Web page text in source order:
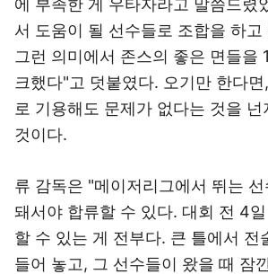
에 부족한 게 우타자라고 말씀드렸
서 도움이 될 선수들로 조합을 하고
그런 의미에서 존스의 좋은 면들을
크했다"고 덧붙였다. 오기만 한다
로 기용해도 문제가 없다는 것을
것이다.
류 감독은 "메이저리그에서 뛰는
돼서야 합류할 수 있다. 대회 전 4
할 수 있는 게 전부다. 큰 틀에서 전
들어 놓고, 그 선수들이 왔을 때 잠